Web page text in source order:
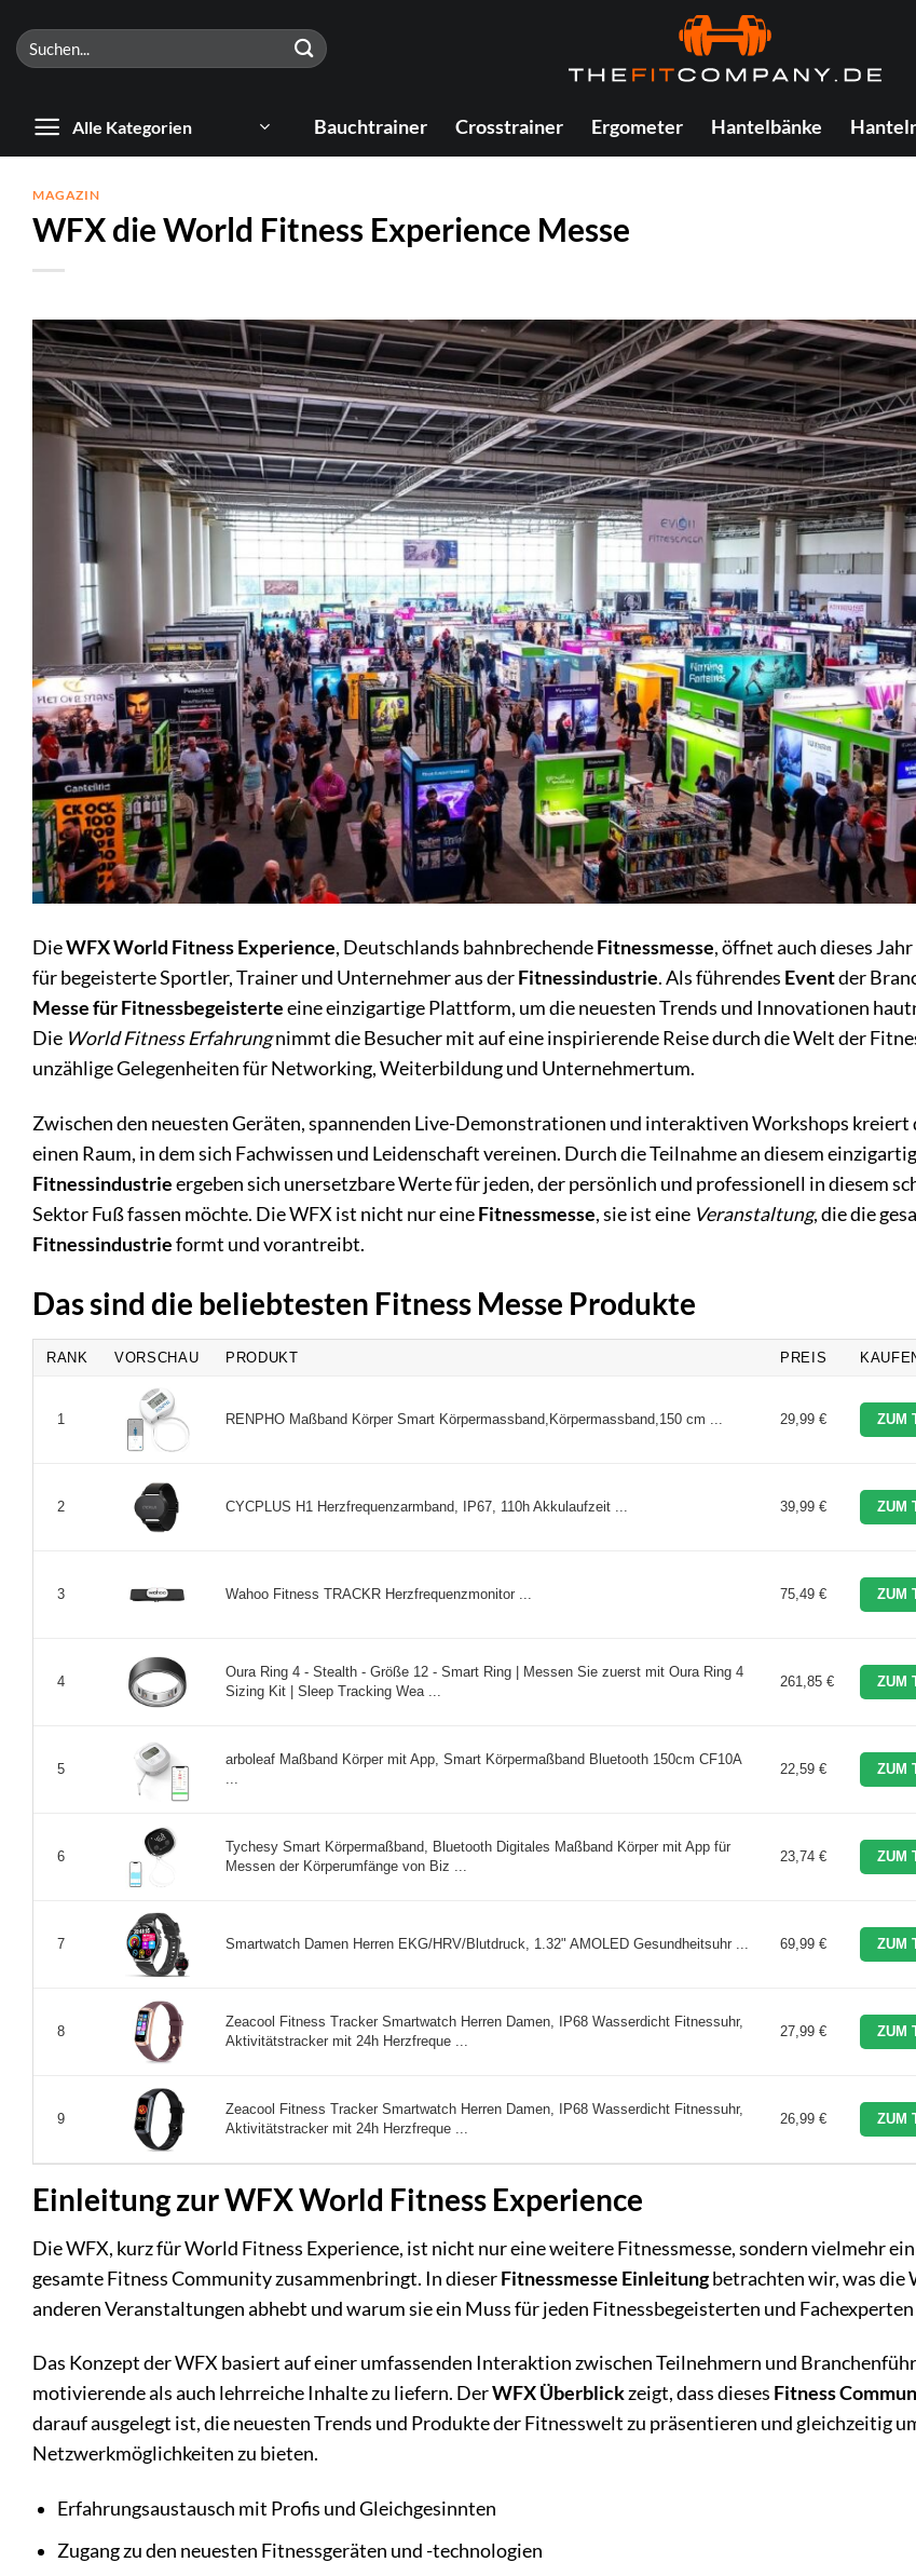
Inhalt
springen
Suchen
nach:
Alle Kategorien Bauchtrainer Crosstrainer Ergometer Hantelbänke
MAGAZIN
WFX die World Fitness Experience Messe
DieWFX World Fitness Experience, Deutschlands bahnbrechendeFitnessmesse, öffnet auch dieses
für begeisterte Sportler, Trainer und Unternehmer aus derFitnessindustrie. Als führendes Eventder
Messe für Fitnessbegeisterteeine einzigartige Plattform, um die neuesten Trends und Innovationen
Die World Fitness Erfahrungnimmt die Besucher mit auf eine inspirierende Reise durch die Welt der
unzählige Gelegenheiten für Networking, Weiterbildung und Unternehmertum.
Zwischen den neuesten Geräten, spannenden Live-Demonstrationen und interaktiven Workshops kreiert
einen Raum, in dem sich Fachwissen und Leidenschaft vereinen. Durch die Teilnahme an diesem
Fitnessindustrieergeben sich unersetzbare Werte für jeden, der persönlich und professionell in diesem
Sektor Fuß fassen möchte. Die WFX ist nicht nur eineFitnessmesse, sie ist eine Veranstaltung, die die
Fitnessindustrieformt und vorantreibt.
Das sind die beliebtesten Fitness Messe Produkte
RANK VORSCHAU PRODUKT PREIS
1 RENPHO Maßband Körper Smart Körpermassband,Körpermassband,150 cm ... 29,99 € ZUM
2 CYCPLUS H1 Herzfrequenzarmband, IP67, 110h Akkulaufzeit ... 39,99 € ZUM
3 Wahoo Fitness TRACKR Herzfrequenzmonitor ... 75,49 € ZUM
4
Oura Ring 4 - Stealth - Größe 12 - Smart Ring | Messen Sie zuerst mit Oura Ring 4
Sizing Kit | Sleep Tracking Wea ...
261,85 € ZUM
5
arboleaf Maßband Körper mit App, Smart Körpermaßband Bluetooth 150cm CF10A
22,59 € ZUM
6
Tychesy Smart Körpermaßband, Bluetooth Digitales Maßband Körper mit App für
Messen der Körperumfänge von Biz ...
23,74 € ZUM
7 Smartwatch Damen Herren EKG/HRV/Blutdruck, 1.32" AMOLED Gesundheitsuhr ... 69,99 € ZUM
8
Zeacool Fitness Tracker Smartwatch Herren Damen, IP68 Wasserdicht Fitnessuhr,
Aktivitätstracker mit 24h Herzfreque ...
27,99 € ZUM
9
Zeacool Fitness Tracker Smartwatch Herren Damen, IP68 Wasserdicht Fitnessuhr,
Aktivitätstracker mit 24h Herzfreque ...
26,99 € ZUM
Einleitung zur WFX World Fitness Experience
Die WFX, kurz für World Fitness Experience, ist nicht nur eine weitere Fitnessmesse, sondern vielmehr
gesamte Fitness Community zusammenbringt. In dieserFitnessmesse Einleitungbetrachten wir, was die
anderen Veranstaltungen abhebt und warum sie ein Muss für jeden Fitnessbegeisterten und
Das Konzept der WFX basiert auf einer umfassenden Interaktion zwischen Teilnehmern und
motivierende als auch lehrreiche Inhalte zu liefern. DerWFX Überblickzeigt, dass dieses Fitness
darauf ausgelegt ist, die neuesten Trends und Produkte der Fitnesswelt zu präsentieren und gleichzeitig
Netzwerkmöglichkeiten zu bieten.
Erfahrungsaustausch mit Profis und Gleichgesinnten
Zugang zu den neuesten Fitnessgeräten und -technologien